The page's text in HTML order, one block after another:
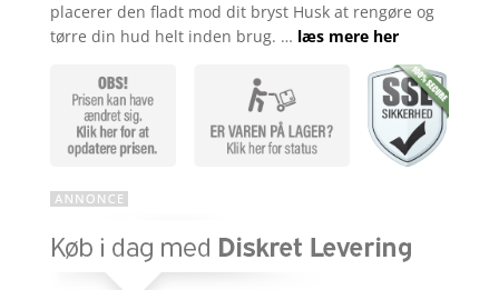
placerer den fladt mod dit bryst Husk at rengøre og
tørre din hud helt inden brug. … læs mere her